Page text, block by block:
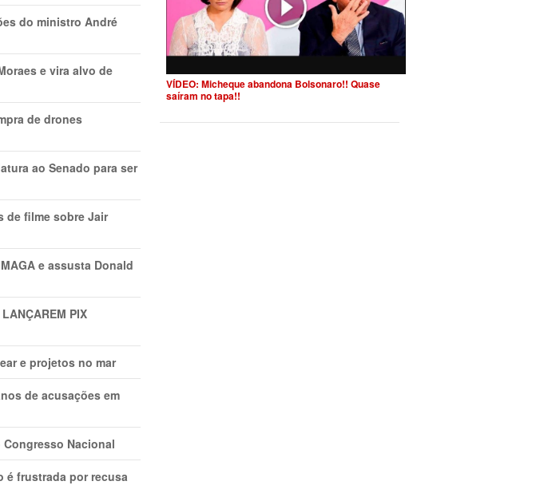
do ministro André
e vira alvo de
de drones
ao Senado para ser
de filme sobre Jair
e assusta Donald
PIX
e projetos no mar
de acusações em
Nacional
é frustrada por recusa
VÍDEO: Micheque abandona Bolsonaro!! Quase
saíram no tapa!!